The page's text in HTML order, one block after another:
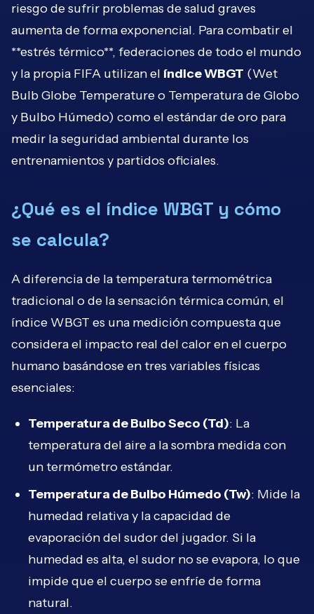
riesgo de sufrir problemas de salud graves
aumenta de forma exponencial. Para combatir el
**estrés térmico**, federaciones de todo el mundo
y la propia FIFA utilizan el índice WBGT (Wet
Bulb Globe Temperature o Temperatura de Globo
y Bulbo Húmedo) como el estándar de oro para
medir la seguridad ambiental durante los
entrenamientos y partidos oficiales.
¿Qué es el índice WBGT y cómo
se calcula?
A diferencia de la temperatura termométrica
tradicional o de la sensación térmica común, el
índice WBGT es una medición compuesta que
considera el impacto real del calor en el cuerpo
humano basándose en tres variables físicas
esenciales:
Temperatura de Bulbo Seco (Td): La
temperatura del aire a la sombra medida con
un termómetro estándar.
Temperatura de Bulbo Húmedo (Tw): Mide la
humedad relativa y la capacidad de
evaporación del sudor del jugador. Si la
humedad es alta, el sudor no se evapora, lo que
impide que el cuerpo se enfríe de forma
natural.